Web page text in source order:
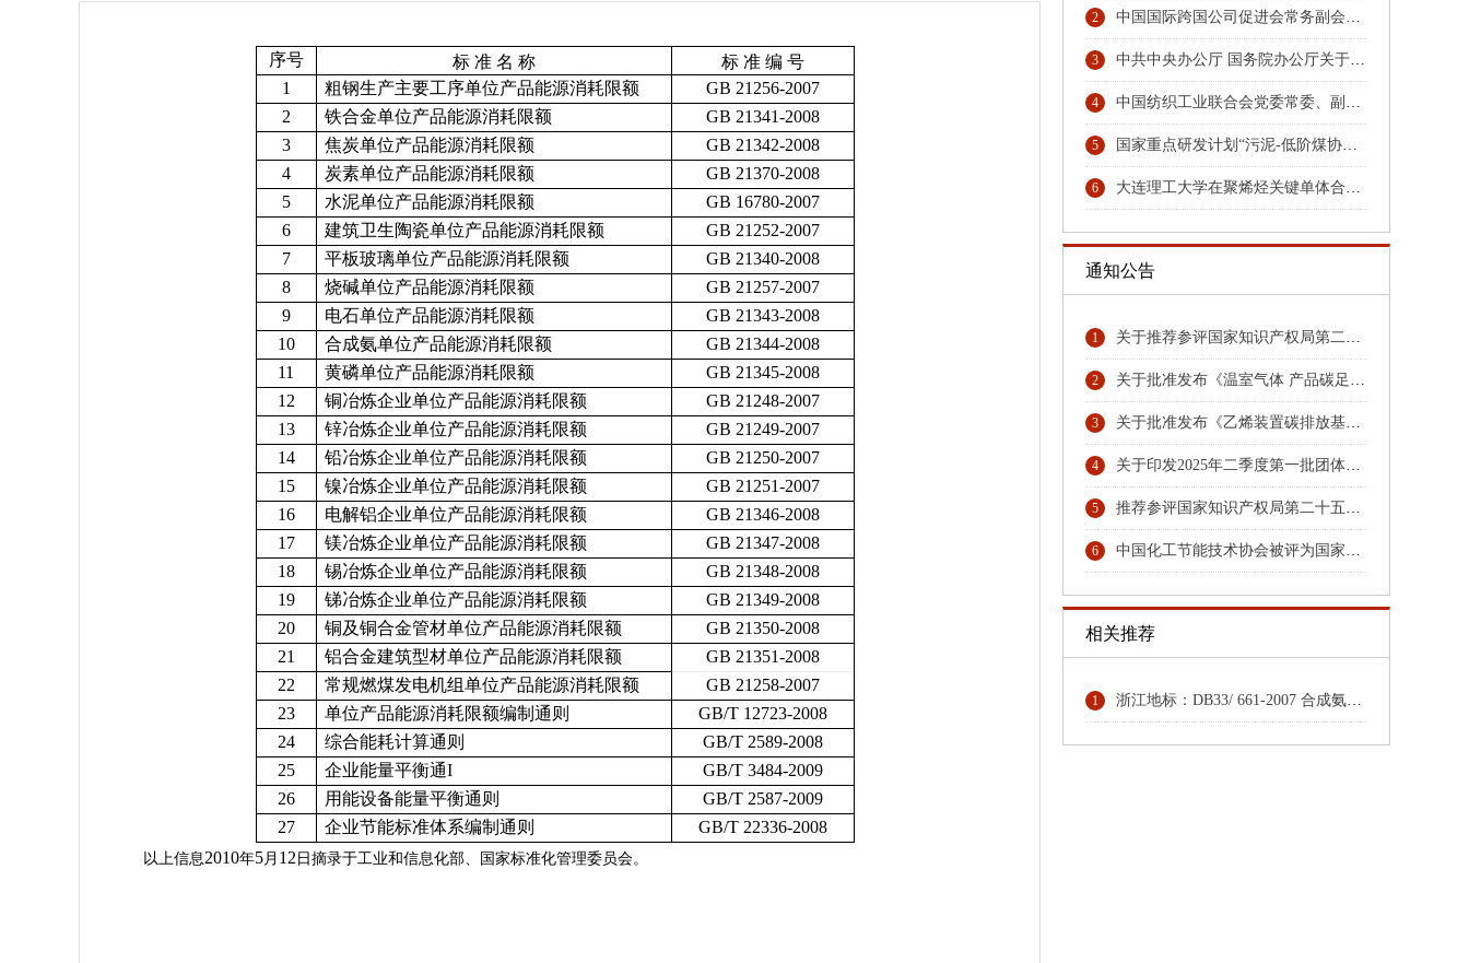
序号 标 准 名 称
标 准 编 号
1
粗钢生产主要工序单位产品能源消耗限额
GB 21256-2007
2
铁合金单位产品能源消耗限额
GB 21341-2008
3
焦炭单位产品能源消耗限额
GB 21342-2008
4
炭素单位产品能源消耗限额
GB 21370-2008
5
水泥单位产品能源消耗限额
GB 16780-2007
6
建筑卫生陶瓷单位产品能源消耗限额
GB 21252-2007
7
平板玻璃单位产品能源消耗限额
GB 21340-2008
8
烧碱单位产品能源消耗限额
GB 21257-2007
9
电石单位产品能源消耗限额
GB 21343-2008
10
合成氨单位产品能源消耗限额
GB 21344-2008
11
黄磷单位产品能源消耗限额
GB 21345-2008
12
铜冶炼企业单位产品能源消耗限额
GB 21248-2007
13
锌冶炼企业单位产品能源消耗限额
GB 21249-2007
14
铅冶炼企业单位产品能源消耗限额
GB 21250-2007
15
镍冶炼企业单位产品能源消耗限额
GB 21251-2007
16
电解铝企业单位产品能源消耗限额
GB 21346-2008
17
镁冶炼企业单位产品能源消耗限额
GB 21347-2008
18
锡冶炼企业单位产品能源消耗限额
GB 21348-2008
19
锑冶炼企业单位产品能源消耗限额
GB 21349-2008
20
铜及铜合金管材单位产品能源消耗限额
GB 21350-2008
21
铝合金建筑型材单位产品能源消耗限额
GB 21351-2008
22
常规燃煤发电机组单位产品能源消耗限额
GB 21258-2007
23
单位产品能源消耗限额编制通则
GB/T 12723-2008
24
综合能耗计算通则
GB/T 2589-2008
25
企业能量平衡通I
GB/T 3484-2009
26
用能设备能量平衡通则
GB/T 2587-2009
27
企业节能标准体系编制通则 GB/T 22336-2008
以上信息2010年5月 12 日摘录于工业和信息化部、国家标准化管理委员会。
2 中国国际跨国公司促进会常务副会长张笑宇接受纪律审查和监察调查
3 中共中央办公厅 国务院办公厅关于更高水平更高质量做好节能降碳工作的意见
4 中国纺织工业联合会党委常委、副会长端小平接受纪律审查和监察调查
5 国家重点研发计划“污泥-低阶煤协同热解与秸秆水解耦合技术及装备”项目召开汇报与交流会
6 大连理工大学在聚烯烃关键单体合成领域取得重大技术突破
通知公告
1 关于推荐参评国家知识产权局第二十六届中国专利奖专利名单首批公示名单
2 关于批准发布《温室气体 产品碳足迹量化方法与要求 硝酸》团体标准的公告
3 关于批准发布《乙烯装置碳排放基准》《环氧乙烷乙二醇装置碳排放基准》团体标准的公告
4 关于印发2025年二季度第一批团体标准项目计划的通知
5 推荐参评国家知识产权局第二十五届中国专利奖专利名单的公示
6 中国化工节能技术协会被评为国家4A级社会组织
相关推荐
1 浙江地标：DB33/ 661-2007 合成氨（大型）单位综合能耗限额及计算方法